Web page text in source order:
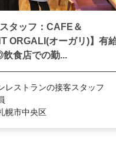
タッフ：CAFE＆
ORGALI(オーガリ)】有
食店での勤...
レストランの接客スタッフ
幌市中央区